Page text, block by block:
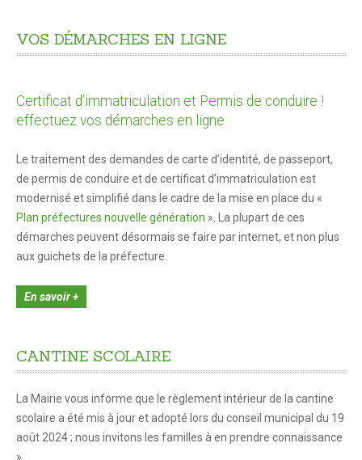
Informations pratiques Travaux de façades
LOISIRS
Activités sportives
Activités culturelles
Location de salles
Médiathèque
ENFANCE ET JEUNESSE
Liste des assistantes maternelles
Temps périscolaire
VOS DÉMARCHES EN LIGNE
Certificat d’immatriculation et Permis de conduire !
effectuez vos démarches en ligne
Le traitement des demandes de carte d’identité, de passeport,
de permis de conduire et de certificat d’immatriculation est
modernisé et simplifié dans le cadre de la mise en place du «
Plan préfectures nouvelle génération ». La plupart de ces
démarches peuvent désormais se faire par internet, et non plus
aux guichets de la préfecture.
En savoir +
CANTINE SCOLAIRE
La Mairie vous informe que le règlement intérieur de la cantine
scolaire a été mis à jour et adopté lors du conseil municipal du 19
août 2024 ; nous invitons les familles à en prendre connaissance
».